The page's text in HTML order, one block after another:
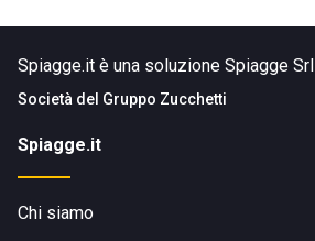
Spiagge.it è una soluzione Spiagge Srl
Società del Gruppo Zucchetti
Spiagge.it
Chi siamo